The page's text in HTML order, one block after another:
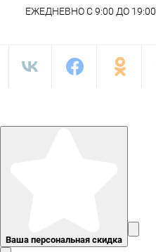
ЕЖЕДНЕВНО С 9:00 ДО 19:00
Ваша персональная скидка